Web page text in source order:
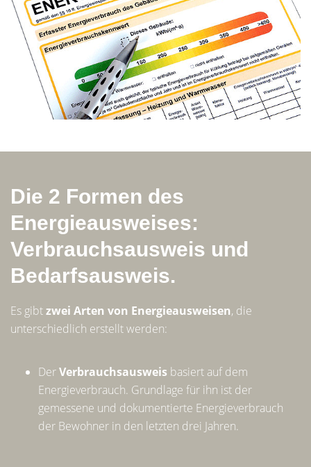
Die 2 Formen des
Energieausweises:
Verbrauchsausweis und
Bedarfsausweis.
Es gibtzwei Arten von Energieausweisen, die
unterschiedlich erstellt werden:
DerVerbrauchsausweis basiert auf dem
Energieverbrauch. Grundlage für ihn ist der
gemessene und dokumentierte Energieverbrauch
der Bewohner in den letzten drei Jahren.